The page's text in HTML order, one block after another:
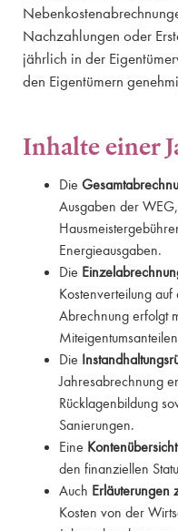
Nachzahlungen oder
jährlich in der
den Eigentümern
Inhalte einer
Die
Ausgaben der
Energieausgaben.
Die
Kostenverteilung
Abrechnung erfolgt
Die
Jahresabrechnung
Rücklagenbildung
Sanierungen.
Eine Kontenübersicht
den finanziellen
Auch Erläuterungen
Kosten von der